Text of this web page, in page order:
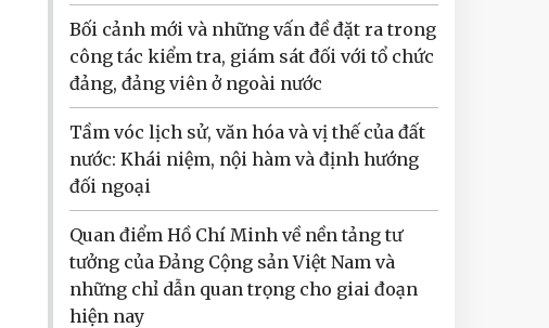
Bối cảnh mới và những vấn đề đặt ra trong
công tác kiểm tra, giám sát đối với tổ chức
đảng, đảng viên ở ngoài nước
Tầm vóc lịch sử, văn hóa và vị thế của đất
nước: Khái niệm, nội hàm và định hướng
đối ngoại
Quan điểm Hồ Chí Minh về nền tảng tư
tưởng của Đảng Cộng sản Việt Nam và
những chỉ dẫn quan trọng cho giai đoạn
hiện nay